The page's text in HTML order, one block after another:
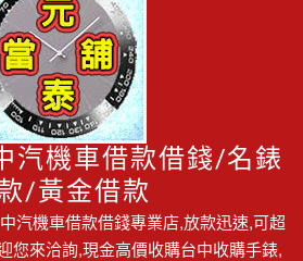
汽機車借款借錢/名錶
/黃金借款
汽機車借款借錢專業店,放款迅速,可超
您來洽詢,現金高價收購台中收購手錶,